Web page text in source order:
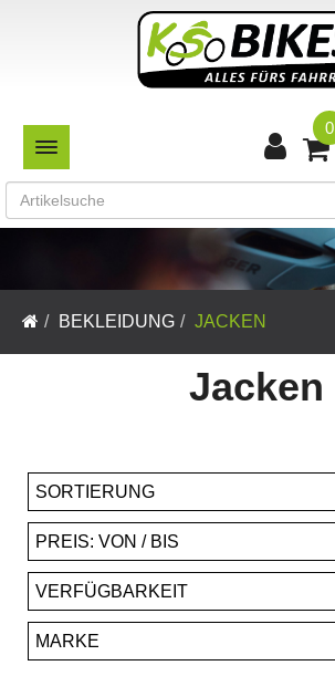
TOGGLE NAVIGATION
0
BEKLEIDUNG JACKEN
Jacken
SORTIERUNG
PREIS: VON / BIS
PREISFILTER ANWENDEN
VERFÜGBARKEIT
MARKE